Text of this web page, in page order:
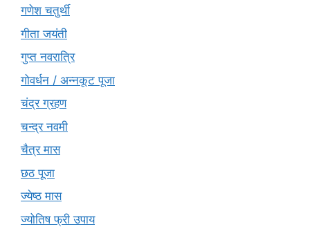
गणेश चतुर्थी
गीता जयंती
गुप्त नवरात्रि
गोवर्धन / अन्नकूट पूजा
चंद्र ग्रहण
चन्द्र नवमी
चैत्र मास
छठ पूजा
ज्येष्ठ मास
ज्योतिष फ्री उपाय